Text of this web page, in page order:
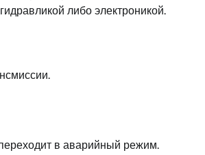
либо электроникой.
в аварийный режим.